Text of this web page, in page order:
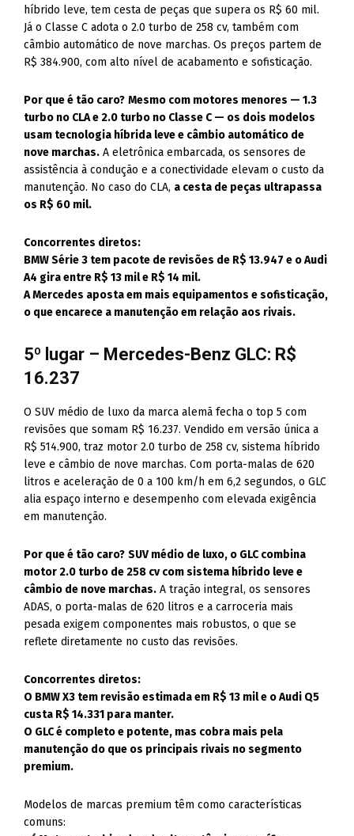
híbrido leve, tem cesta de peças que supera os R$ 60 mil.
Já o Classe C adota o 2.0 turbo de 258 cv, também com
câmbio automático de nove marchas. Os preços partem de
R$ 384.900, com alto nível de acabamento e sofisticação.
Por que é tão caro? Mesmo com motores menores — 1.3
turbo no CLA e 2.0 turbo no Classe C — os dois modelos
usam tecnologia híbrida leve e câmbio automático de
nove marchas. A eletrônica embarcada, os sensores de
assistência à condução e a conectividade elevam o custo da
manutenção. No caso do CLA, a cesta de peças ultrapassa
os R$ 60 mil.
Concorrentes diretos:
BMW Série 3 tem pacote de revisões de R$ 13.947 e o Audi
A4 gira entre R$ 13 mil e R$ 14 mil.
A Mercedes aposta em mais equipamentos e sofisticação,
o que encarece a manutenção em relação aos rivais.
5º lugar – Mercedes-Benz GLC: R$
16.237
O SUV médio de luxo da marca alemã fecha o top 5 com
revisões que somam R$ 16.237. Vendido em versão única a
R$ 514.900, traz motor 2.0 turbo de 258 cv, sistema híbrido
leve e câmbio de nove marchas. Com porta-malas de 620
litros e aceleração de 0 a 100 km/h em 6,2 segundos, o GLC
alia espaço interno e desempenho com elevada exigência
em manutenção.
Por que é tão caro? SUV médio de luxo, o GLC combina
motor 2.0 turbo de 258 cv com sistema híbrido leve e
câmbio de nove marchas. A tração integral, os sensores
ADAS, o porta-malas de 620 litros e a carroceria mais
pesada exigem componentes mais robustos, o que se
reflete diretamente no custo das revisões.
Concorrentes diretos:
O BMW X3 tem revisão estimada em R$ 13 mil e o Audi Q5
custa R$ 14.331 para manter.
O GLC é completo e potente, mas cobra mais pela
manutenção do que os principais rivais no segmento
premium.
Modelos de marcas premium têm como características
comuns: